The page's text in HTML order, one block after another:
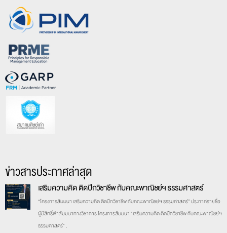
ข่าวสารประกาศล่าสุด
เสริมความคิด ติดปีกวิชาชีพ กับคณะพาณิชย์ฯ ธรรมศาสตร์
“โครงการสัมมนา เสริมความคิด ติดปีกวิชาชีพ กับคณะพาณิชย์ฯ ธรรมศาสตร์” ประกาศรายชื่อ
ผู้มีสิทธิ์เข้าสัมมนาทางวิชาการ โครงการสัมมนา “เสริมความคิด ติดปีกวิชาชีพ กับคณะพาณิชย์ฯ
ธรรมศาสตร์” .